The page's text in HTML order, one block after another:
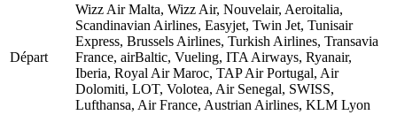
Départ
Wizz Air Malta, Wizz Air, Nouvelair, Aeroitalia,
Scandinavian Airlines, Easyjet, Twin Jet, Tunisair
Express, Brussels Airlines, Turkish Airlines, Transavia
France, airBaltic, Vueling, ITA Airways, Ryanair,
Iberia, Royal Air Maroc, TAP Air Portugal, Air
Dolomiti, LOT, Volotea, Air Senegal, SWISS,
Lufthansa, Air France, Austrian Airlines, KLM Lyon